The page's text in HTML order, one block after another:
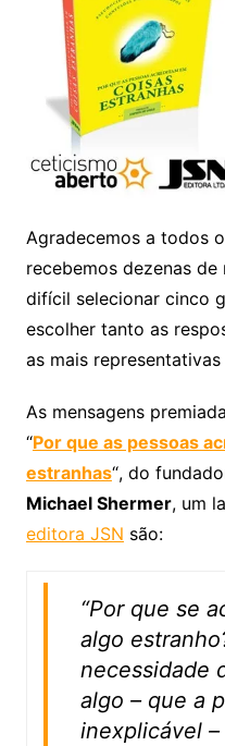
Agradecemos a todos
recebemos dezenas
difícil selecionar cinco
escolher tanto as
as mais
As mensagens
“Por que as pessoas
estranhas“, do
Michael Shermer, um
editora JSN são:
“Por que se
algo
necessidade
algo – que a
inexplicável